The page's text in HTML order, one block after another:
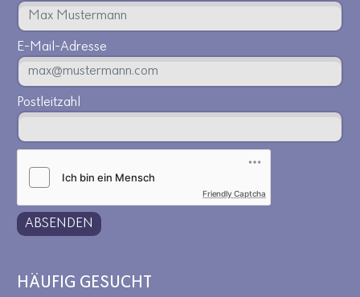
E-Mail-Adresse
Postleitzahl
Friendly Captcha
ABSENDEN
HÄUFIG GESUCHT